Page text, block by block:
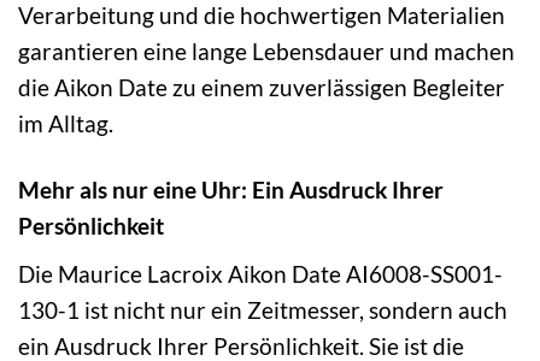
Verarbeitung und die hochwertigen Materialien
garantieren eine lange Lebensdauer und machen
die Aikon Date zu einem zuverlässigen Begleiter
im Alltag.
Mehr als nur eine Uhr: Ein Ausdruck Ihrer
Persönlichkeit
Die Maurice Lacroix Aikon Date AI6008-SS001-
130-1 ist nicht nur ein Zeitmesser, sondern auch
ein Ausdruck Ihrer Persönlichkeit. Sie ist die